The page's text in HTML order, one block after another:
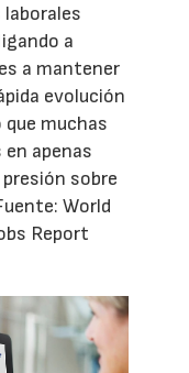
a
a mantener
evolución
muchas
apenas
sobre
World
Report